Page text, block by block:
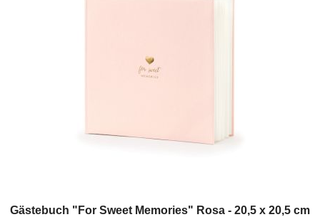
Gästebuch "For Sweet Memories" Rosa - 20,5 x 20,5 cm